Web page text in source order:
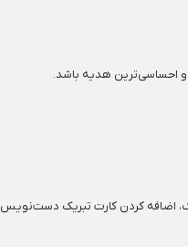
و احساسی‌ترین هدیه باشد.
اضافه کردن کارت تبریک دست‌نویس و